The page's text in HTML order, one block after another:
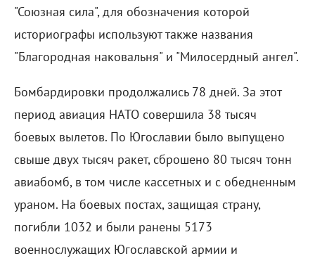
"Союзная сила", для обозначения которой
историографы используют также названия
"Благородная наковальня" и "Милосердный ангел".
Бомбардировки продолжались 78 дней. За этот
период авиация НАТО совершила 38 тысяч
боевых вылетов. По Югославии было выпущено
свыше двух тысяч ракет, сброшено 80 тысяч тонн
авиабомб, в том числе кассетных и с обедненным
ураном. На боевых постах, защищая страну,
погибли 1032 и были ранены 5173
военнослужащих Югославской армии и